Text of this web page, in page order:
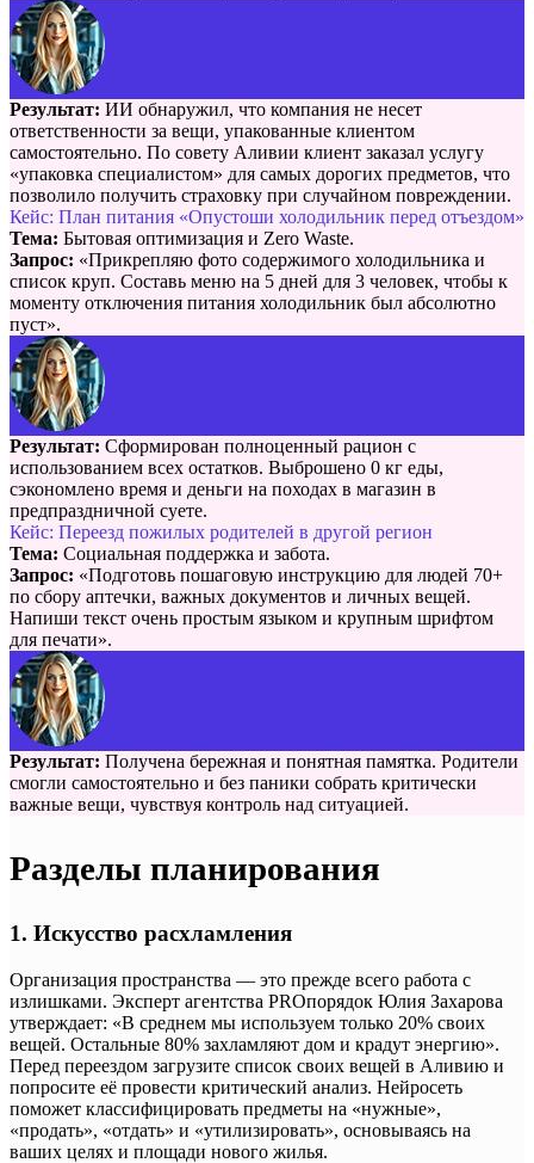
Результат: ИИ обнаружил, что компания не несет
ответственности за вещи, упакованные клиентом
самостоятельно. По совету Аливии клиент заказал услугу
«упаковка специалистом» для самых дорогих предметов, что
позволило получить страховку при случайном повреждении.
Кейс: План питания «Опустоши холодильник перед отъездом»
Тема: Бытовая оптимизация и Zero Waste.
Запрос: «Прикрепляю фото содержимого холодильника и
список круп. Составь меню на 5 дней для 3 человек, чтобы к
моменту отключения питания холодильник был абсолютно
пуст».
Результат: Сформирован полноценный рацион с
использованием всех остатков. Выброшено 0 кг еды,
сэкономлено время и деньги на походах в магазин в
предпраздничной суете.
Кейс: Переезд пожилых родителей в другой регион
Тема: Социальная поддержка и забота.
Запрос: «Подготовь пошаговую инструкцию для людей 70+
по сбору аптечки, важных документов и личных вещей.
Напиши текст очень простым языком и крупным шрифтом
для печати».
Результат: Получена бережная и понятная памятка. Родители
смогли самостоятельно и без паники собрать критически
важные вещи, чувствуя контроль над ситуацией.
Разделы планирования
1. Искусство расхламления
Организация пространства — это прежде всего работа с
излишками. Эксперт агентства PROпорядок Юлия Захарова
утверждает: «В среднем мы используем только 20% своих
вещей. Остальные 80% захламляют дом и крадут энергию».
Перед переездом загрузите список своих вещей в Аливию и
попросите её провести критический анализ. Нейросеть
поможет классифицировать предметы на «нужные»,
«продать», «отдать» и «утилизировать», основываясь на
ваших целях и площади нового жилья.